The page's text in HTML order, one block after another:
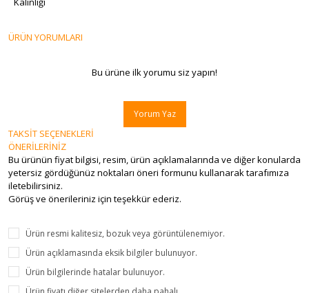
ÜRÜN YORUMLARI
Bu ürüne ilk yorumu siz yapın!
Yorum Yaz
TAKSİT SEÇENEKLERİ
ÖNERİLERİNİZ
Bu ürünün fiyat bilgisi, resim, ürün açıklamalarında ve diğer konularda
yetersiz gördüğünüz noktaları öneri formunu kullanarak tarafımıza
iletebilirsiniz.
Görüş ve önerileriniz için teşekkür ederiz.
Ürün resmi kalitesiz, bozuk veya görüntülenemiyor.
Ürün açıklamasında eksik bilgiler bulunuyor.
Ürün bilgilerinde hatalar bulunuyor.